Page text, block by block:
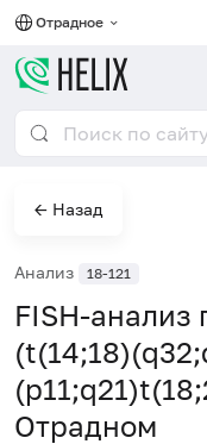
Отрадное
← Назад
Анализ 18-121
FISH-анализ
Отрадном